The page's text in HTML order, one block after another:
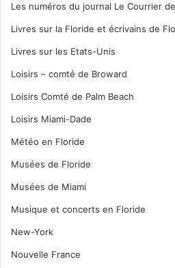
Les numéros du journal Le Courrier
Livres sur la Floride et écrivains de
Livres sur les Etats-Unis
Loisirs – comté de Broward
Loisirs Comté de Palm Beach
Loisirs Miami-Dade
Météo en Floride
Musées de Floride
Musées de Miami
Musique et concerts en Floride
New-York
Nouvelle France